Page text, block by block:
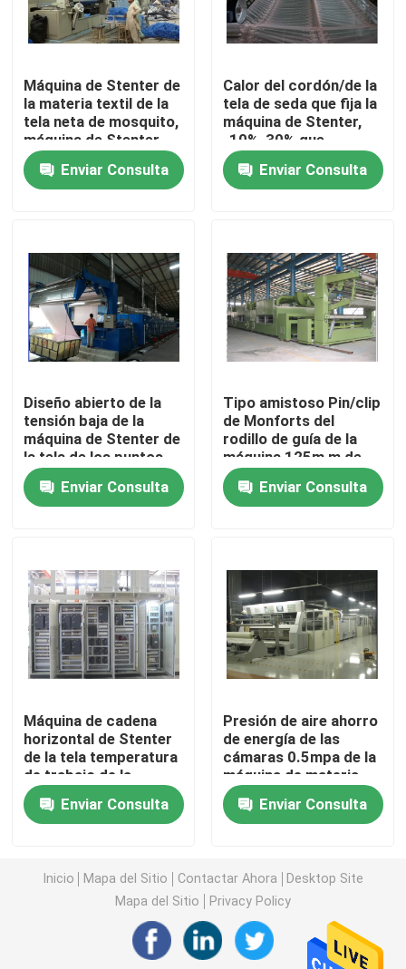
Hogar
Productos
Sobre nosotros
Control de calidad
Éntrenos en contacto con
Pida una cita
aprestadora del stenter
Máquina de Stenter del aire caliente
máquina del stenter de la materia textil
máquina del stenter de la tela
Aprestadora de la materia textil
Máquina del vapor del lazo
Relaje una máquina más seca
Máquina de Stenter de
la materia textil de la
tela neta de mosquito,
máquina de Stenter
del aire caliente de la
tensión baja
Enviar Consulta
Calor del cordón/de la
tela de seda que fija la
máquina de Stenter,
-10%-30% que
sobrealimenta, Padder
de acabadoEnviar Consulta
Diseño abierto de la
tensión baja de la
máquina de Stenter de
la tela de los puntos
de la anchura
solo/impulsión del
doble
Enviar Consulta
Tipo amistoso Pin/clip
de Monforts del
rodillo de guía de la
máquina 125m m de
Stenter de la tela de
HMI Enviar Consulta
Máquina de cadena
horizontal de Stenter
de la tela temperatura
de trabajo de la
cámara de 230 grados
Enviar Consulta
Presión de aire ahorro
de energía de las
cámaras 0.5mpa de la
máquina de materia
textil de Stenter 2-10
Enviar Consulta
Inicio Mapa del Sitio Contactar Ahora
Desktop Site
Mapa del Sitio
Privacy Policy